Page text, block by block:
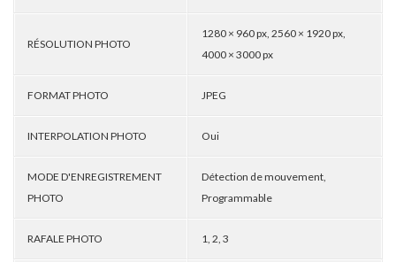
RÉSOLUTION PHOTO
1280 × 960 px, 2560 × 1920 px,
4000 × 3000 px
FORMAT PHOTO JPEG
INTERPOLATION PHOTO Oui
MODE D'ENREGISTREMENT
PHOTO
Détection de mouvement,
Programmable
RAFALE PHOTO 1, 2, 3